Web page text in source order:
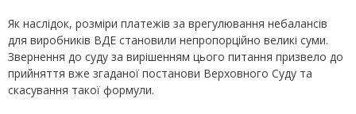
Як наслідок, розміри платежів за врегулювання небалансів
для виробників ВДЕ становили непропорційно великі суми.
Звернення до суду за вирішенням цього питання призвело до
прийняття вже згаданої постанови Верховного Суду та
скасування такої формули.